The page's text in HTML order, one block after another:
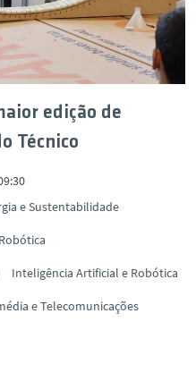
edição de
Técnico
e Sustentabilidade
Inteligência Artificial e Robótica
e Telecomunicações